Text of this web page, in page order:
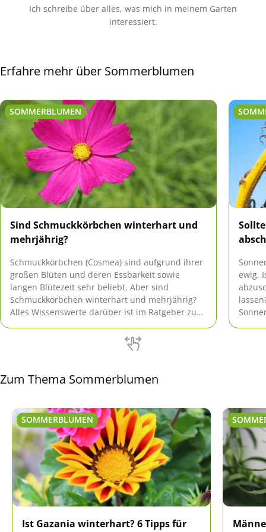
Ich schreibe über alles, was mich in meinem Garten
interessiert.
Erfahre mehr über Sommerblumen
SOMMERBLUMEN
Sind Schmuckkörbchen winterhart und
mehrjährig?
Schmuckkörbchen (Cosmea) sind aufgrund ihrer
großen Blüten und deren Essbarkeit sowie
langen Blütezeit sehr beliebt. Aber sind
Schmuckkörbchen winterhart und mehrjährig?
Alles Wissenswerte darüber ist im Ratgeber zu
ewig.
Zum Thema Sommerblumen
SOMMERBLUMEN
Ist Gazania winterhart? 6 Tipps für